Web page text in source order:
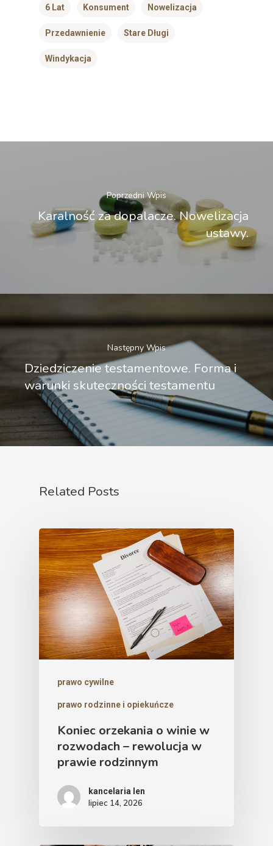
6 Lat Konsument Nowelizacja
Przedawnienie Stare Długi
Windykacja
Poprzedni Wpis
Karalność za dopalacze. Nowelizacja
ustawy.
Następny Wpis
Dziedziczenie testamentowe. Forma i
warunki skuteczności testamentu
Related Posts
prawo cywilne
prawo rodzinne i opiekuńcze
Koniec orzekania o winie w
rozwodach – rewolucja w
prawie rodzinnym
kancelaria len
lipiec 14, 2026